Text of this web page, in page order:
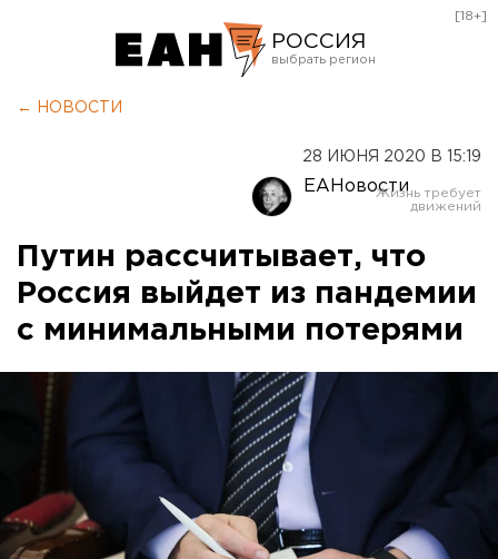
РОССИЯ
Оренбург
[18+]
← НОВОСТИ
28 ИЮНЯ 2020 В 15:19
ЕАНовости
Путин рассчитывает, что
Россия выйдет из пандемии
с минимальными потерями